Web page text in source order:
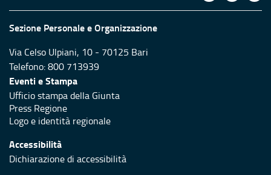
Sezione Personale e Organizzazione
Via Celso Ulpiani, 10 - 70125 Bari
Telefono: 800 713939
Eventi e Stampa
Ufficio stampa della Giunta
Press Regione
Logo e identità regionale
Accessibilità
Dichiarazione di accessibilità